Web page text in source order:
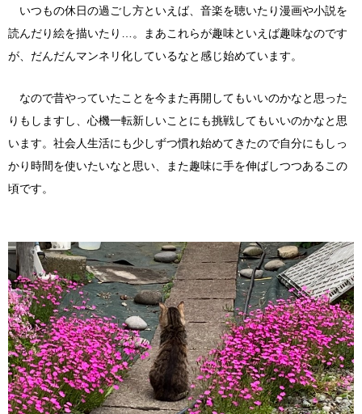
いつもの休日の過ごし方といえば、音楽を聴いたり漫画や小説を
読んだり絵を描いたり…。まあこれらが趣味といえば趣味なのです
が、だんだんマンネリ化しているなと感じ始めています。
なので昔やっていたことを今また再開してもいいのかなと思った
りもしますし、心機一転新しいことにも挑戦してもいいのかなと思
います。社会人生活にも少しずつ慣れ始めてきたので自分にもしっ
かり時間を使いたいなと思い、また趣味に手を伸ばしつつあるこの
頃です。